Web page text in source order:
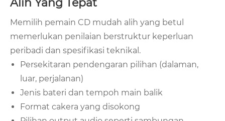
Alih Yang Tepat
Memilih pemain CD mudah alih yang betul
memerlukan penilaian berstruktur keperluan
peribadi dan spesifikasi teknikal.
Persekitaran pendengaran pilihan (dalaman,
luar, perjalanan)
Jenis bateri dan tempoh main balik
Format cakera yang disokong